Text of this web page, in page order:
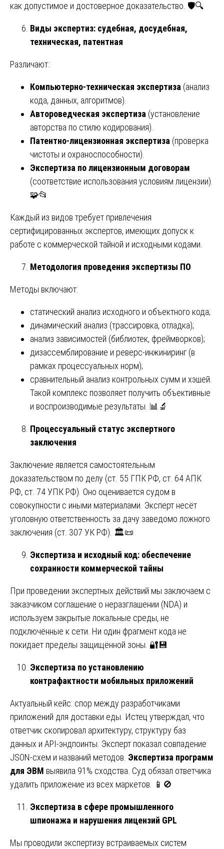
как допустимое и достоверное доказательство. 🛡️🔍
Виды экспертиз: судебная, досудебная,
техническая, патентная
Различают:
Компьютерно-техническая экспертиза (анализ
кода, данных, алгоритмов).
Автороведческая экспертиза (установление
авторства по стилю кодирования).
Патентно-лицензионная экспертиза (проверка
чистоты и охраноспособности).
Экспертиза по лицензионным договорам
(соответствие использования условиям лицензии).
🧩📂
Каждый из видов требует привлечения
сертифицированных экспертов, имеющих допуск к
работе с коммерческой тайной и исходными кодами.
Методология проведения экспертизы ПО
Методы включают:
статический анализ исходного и объектного кода;
динамический анализ (трассировка, отладка);
анализ зависимостей (библиотек, фреймворков);
дизассемблирование и реверс-инжиниринг (в
рамках процессуальных норм);
сравнительный анализ контрольных сумм и хэшей.
Такой комплекс позволяет получить объективные
и воспроизводимые результаты. 📊🔬
Процессуальный статус экспертного
заключения
Заключение является самостоятельным
доказательством по делу (ст. 55 ГПК РФ, ст. 64 АПК
РФ, ст. 74 УПК РФ). Оно оценивается судом в
совокупности с иными материалами. Эксперт несёт
уголовную ответственность за дачу заведомо ложного
заключения (ст. 307 УК РФ). 🏛️📜
Экспертиза и исходный код: обеспечение
сохранности коммерческой тайны
При проведении экспертных действий мы заключаем с
заказчиком соглашение о неразглашении (NDA) и
используем закрытые локальные среды, не
подключённые к сети. Ни один фрагмент кода не
покидает пределы защищённой зоны. 🔐💾
Экспертиза по установлению
контрафактности мобильных приложений
Актуальный кейс: спор между разработчиками
приложений для доставки еды. Истец утверждал, что
ответчик скопировал архитектуру, структуру баз
данных и API-эндпоинты. Эксперт показал совпадение
JSON-схем и названий методов. Экспертиза программ
для ЭВМ выявила 91% сходства. Суд обязал ответчика
удалить приложение из всех маркетов. 📱🚫
Экспертиза в сфере промышленного
шпионажа и нарушения лицензий GPL
Мы проводили экспертизу встраиваемых систем